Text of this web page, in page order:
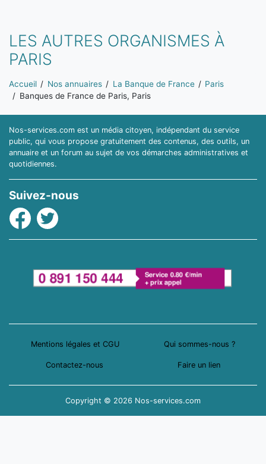
LES AUTRES ORGANISMES À
PARIS
Vous êtes ici:
Accueil Nos annuaires La Banque de France
Paris
Banques de France de Paris, Paris
Nos-services.com est un média citoyen, indépendant du service
public, qui vous propose gratuitement des contenus, des outils, un
annuaire et un forum au sujet de vos démarches administratives et
quotidiennes.
Suivez-nous
Facebook
Twitter
Mentions légales et CGU Qui sommes-nous ?
Contactez-nous Faire un lien
Copyright © 2026 Nos-services.com